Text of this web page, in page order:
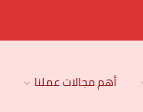
أهم مجالات عملنا